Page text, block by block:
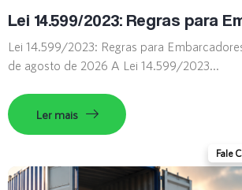
Lei 14.599/2023: Regras para
Lei 14.599/2023: Regras para
de agosto de 2026 A Lei 14.599/2023...
Ler mais
Fale